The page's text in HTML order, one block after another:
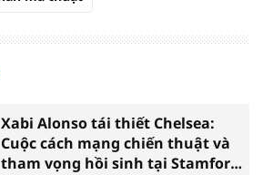
Xabi Alonso tái thiết Chelsea:
Cuộc cách mạng chiến thuật và
tham vọng hồi sinh tại Stamford